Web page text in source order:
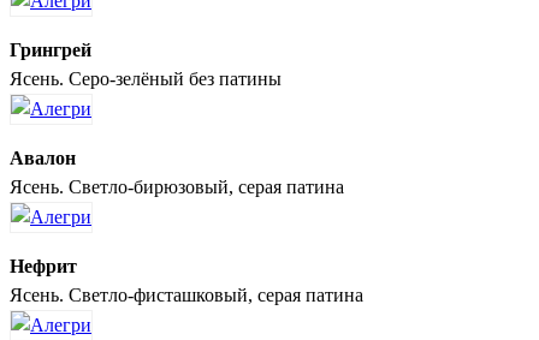
Грингрей
Ясень. Серо-зелёный без патины
Авалон
Ясень. Светло-бирюзовый, серая патина
Нефрит
Ясень. Светло-фисташковый, серая патина